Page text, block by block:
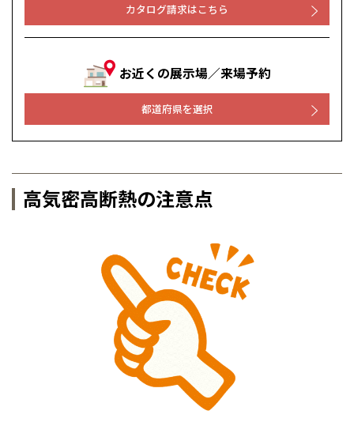
カタログ請求はこちら
お近くの展示場／来場予約
都道府県を選択
高気密高断熱の注意点